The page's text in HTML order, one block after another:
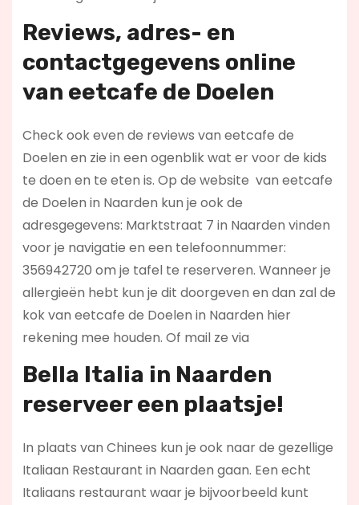
Reviews, adres- en
contactgegevens online
van eetcafe de Doelen
Check ook even de reviews van eetcafe de
Doelen en zie in een ogenblik wat er voor de kids
te doen en te eten is. Op de website van eetcafe
de Doelen in Naarden kun je ook de
adresgegevens: Marktstraat 7 in Naarden vinden
voor je navigatie en een telefoonnummer:
356942720 om je tafel te reserveren. Wanneer je
allergieën hebt kun je dit doorgeven en dan zal de
kok van eetcafe de Doelen in Naarden hier
rekening mee houden. Of mail ze via
Bella Italia in Naarden
reserveer een plaatsje!
In plaats van Chinees kun je ook naar de gezellige
Italiaan Restaurant in Naarden gaan. Een echt
Italiaans restaurant waar je bijvoorbeeld kunt